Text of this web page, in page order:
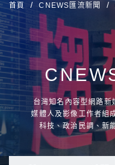
首頁 CNEWS匯流新聞
台灣知名內容型網路
媒體人及影像工作者組
科技、政治民調、新